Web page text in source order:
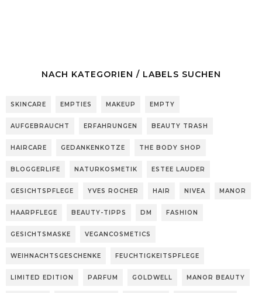
NACH KATEGORIEN / LABELS SUCHEN
SKINCARE EMPTIES MAKEUP EMPTY
AUFGEBRAUCHT ERFAHRUNGEN BEAUTY TRASH
HAIRCARE GEDANKENKOTZE THE BODY SHOP
BLOGGERLIFE NATURKOSMETIK ESTEE LAUDER
GESICHTSPFLEGE YVES ROCHER HAIR NIVEA MANOR
HAARPFLEGE BEAUTY-TIPPS DM FASHION
GESICHTSMASKE VEGANCOSMETICS
WEIHNACHTSGESCHENKE FEUCHTIGKEITSPFLEGE
LIMITED EDITION PARFUM GOLDWELL MANOR BEAUTY